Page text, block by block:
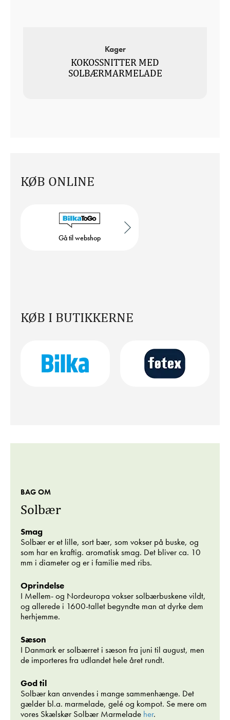
Kager
KOKOSSNITTER MED
SOLBÆRMARMELADE
KØB ONLINE
Gå til webshop
KØB I BUTIKKERNE
BAG OM
Solbær
Smag
Solbær er et lille, sort bær, som vokser på buske, og
som har en kraftig. aromatisk smag. Det bliver ca. 10
mm i diameter og er i familie med ribs.
Oprindelse
I Mellem- og Nordeuropa vokser solbærbuskene vildt,
og allerede i 1600-tallet begyndte man at dyrke dem
herhjemme.
Sæson
I Danmark er solbærret i sæson fra juni til august, men
de importeres fra udlandet hele året rundt.
God til
Solbær kan anvendes i mange sammenhænge. Det
gælder bl.a. marmelade, gelé og kompot. Se mere om
vores Skælskør Solbær Marmelade her.